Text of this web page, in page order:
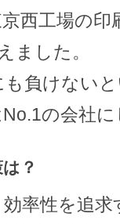
西工場の
ました。
負けない
の会社
？
率性を追